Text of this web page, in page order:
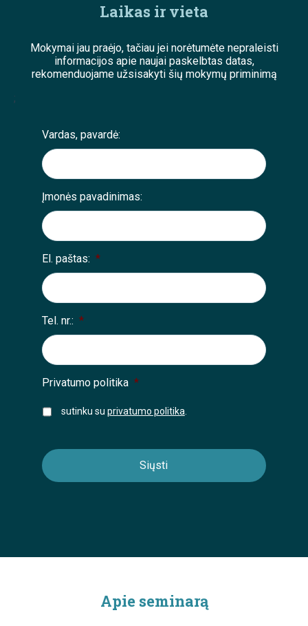
Laikas ir vieta
Mokymai jau praėjo, tačiau jei norėtumėte nepraleisti
informacijos apie naujai paskelbtas datas,
rekomenduojame užsisakyti šių mokymų priminimą
;
Vardas, pavardė:
Įmonės pavadinimas:
El. paštas: *
Tel. nr.: *
Privatumo politika *
sutinku su privatumo politika
Apie seminarą